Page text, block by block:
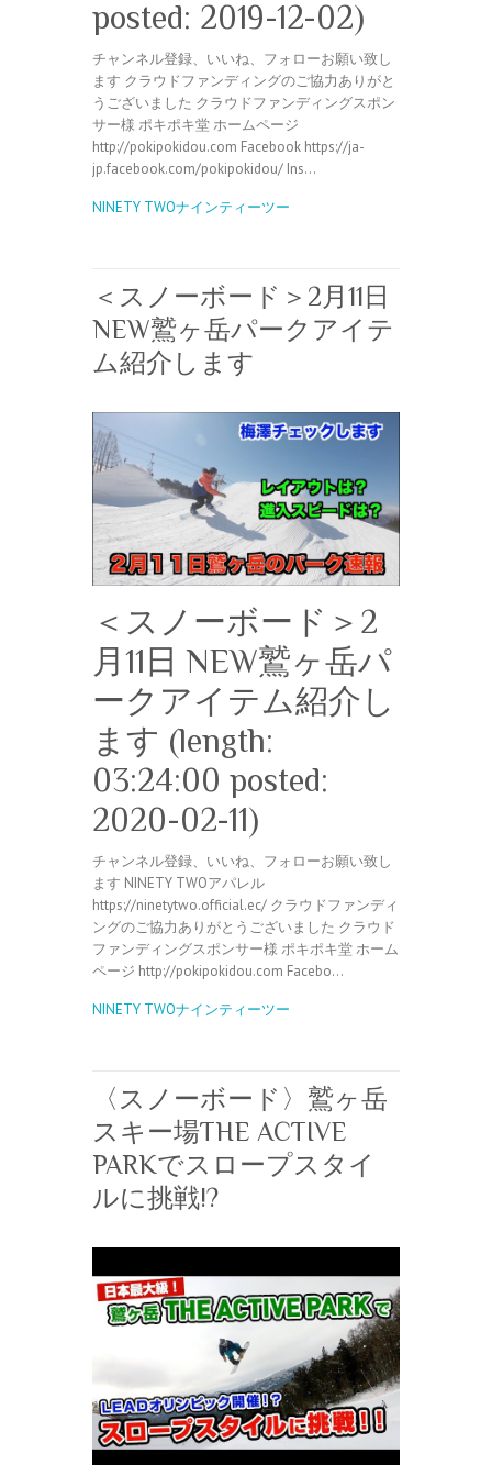
posted: 2019-12-02)
チャンネル登録、いいね、フォローお願い致し
ます クラウドファンディングのご協力ありがと
うございました クラウドファンディングスポン
サー様 ポキポキ堂 ホームページ
http://pokipokidou.com Facebook https://ja-
jp.facebook.com/pokipokidou/ Ins…
NINETY TWOナインティーツー
＜スノーボード＞2月11日
NEW鷲ヶ岳パークアイテ
ム紹介します
＜スノーボード＞2
月11日 NEW鷲ヶ岳パ
ークアイテム紹介し
ます (length:
03:24:00 posted:
2020-02-11)
チャンネル登録、いいね、フォローお願い致し
ます NINETY TWOアパレル
https://ninetytwo.official.ec/ クラウドファンディ
ングのご協力ありがとうございました クラウド
ファンディングスポンサー様 ポキポキ堂 ホーム
ページ http://pokipokidou.com Facebo…
NINETY TWOナインティーツー
〈スノーボード〉鷲ヶ岳
スキー場THE ACTIVE
PARKでスロープスタイ
ルに挑戦!?